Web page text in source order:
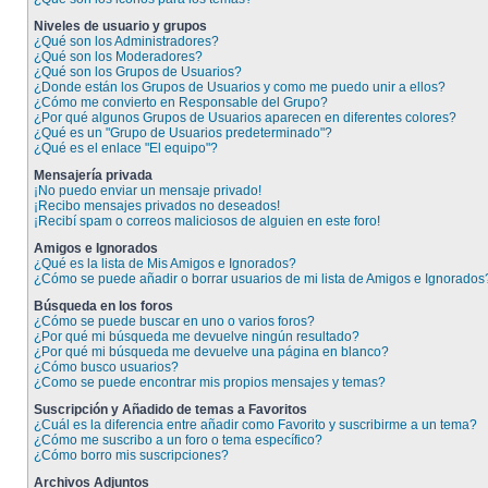
Niveles de usuario y grupos
¿Qué son los Administradores?
¿Qué son los Moderadores?
¿Qué son los Grupos de Usuarios?
¿Donde están los Grupos de Usuarios y como me puedo unir a ellos?
¿Cómo me convierto en Responsable del Grupo?
¿Por qué algunos Grupos de Usuarios aparecen en diferentes colores?
¿Qué es un "Grupo de Usuarios predeterminado"?
¿Qué es el enlace "El equipo"?
Mensajería privada
¡No puedo enviar un mensaje privado!
¡Recibo mensajes privados no deseados!
¡Recibí spam o correos maliciosos de alguien en este foro!
Amigos e Ignorados
¿Qué es la lista de Mis Amigos e Ignorados?
¿Cómo se puede añadir o borrar usuarios de mi lista de Amigos e
Búsqueda en los foros
¿Cómo se puede buscar en uno o varios foros?
¿Por qué mi búsqueda me devuelve ningún resultado?
¿Por qué mi búsqueda me devuelve una página en blanco?
¿Cómo busco usuarios?
¿Como se puede encontrar mis propios mensajes y temas?
Suscripción y Añadido de temas a Favoritos
¿Cuál es la diferencia entre añadir como Favorito y suscribirme a un tema?
¿Cómo me suscribo a un foro o tema específico?
¿Cómo borro mis suscripciones?
Archivos Adjuntos